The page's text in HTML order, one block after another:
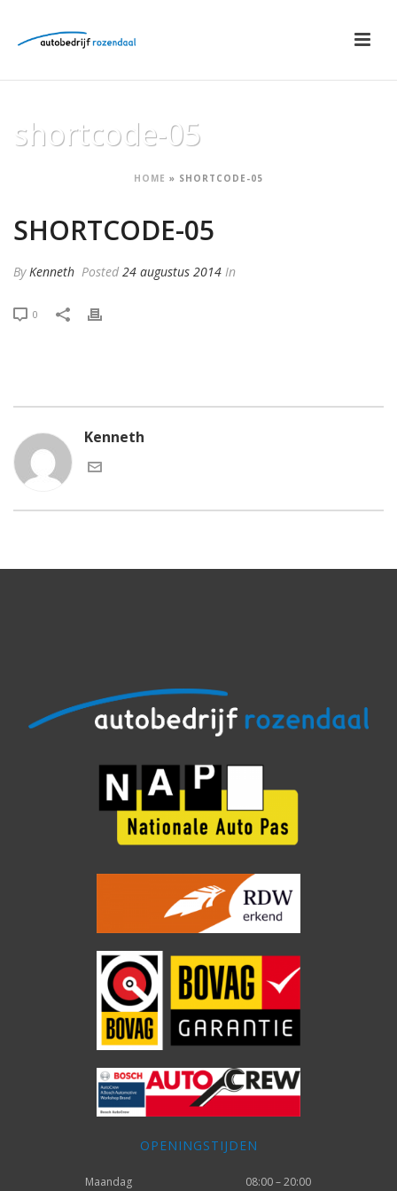
shortcode-05
HOME » SHORTCODE-05
SHORTCODE-05
ByKenneth Posted 24 augustus 2014 In
0
Kenneth
OPENINGSTIJDEN
Maandag 08:00 – 20:00